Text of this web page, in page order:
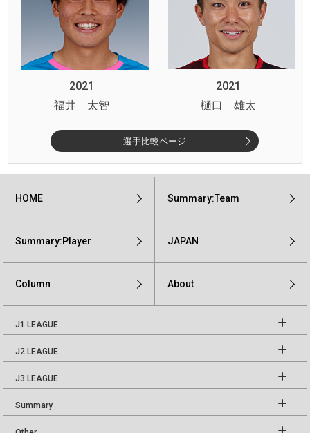
2021
2021
福井 太智
樋口 雄太
選手比較ページ
HOME Summary:Team
Summary:Player JAPAN
Column About
J1 LEAGUE
J2 LEAGUE
J3 LEAGUE
Summary